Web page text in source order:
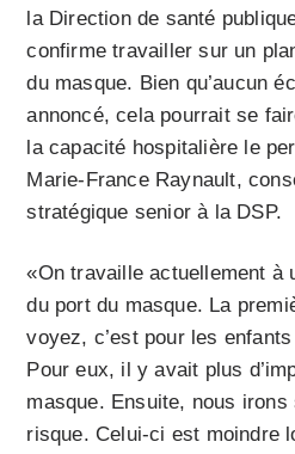
la Direction de santé
confirme travailler sur un
du masque. Bien qu’aucun
annoncé, cela pourrait se
la capacité hospitalière le
Marie-France Raynault,
stratégique senior à la DSP.
«On travaille actuellement à
du port du masque. La
voyez, c’est pour les
Pour eux, il y avait plus
masque. Ensuite, nous irons
risque. Celui-ci est moindre